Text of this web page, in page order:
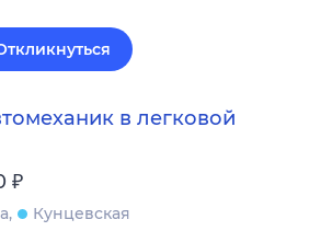
в легковой
₽
Кунцевская